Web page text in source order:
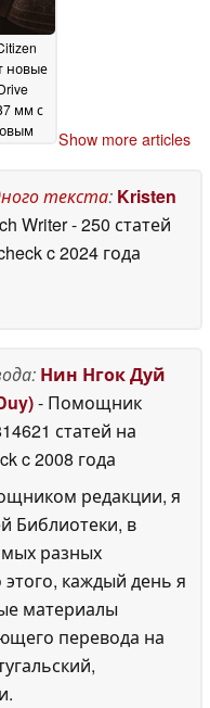
туманом
July 2026
новые
мм с
Show more articles
текста: Kristen
Writer- 250 статей
c 2024 года
Нин Нгок Дуй
- Помощник
статей на
c 2008 года
редакции, я
Библиотеки, в
разных
каждый день я
материалы
перевода на